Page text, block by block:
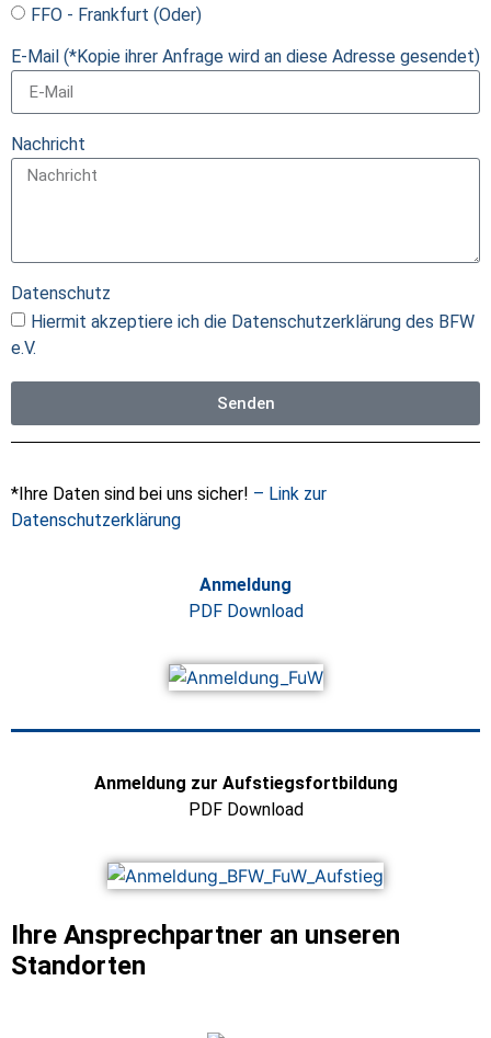
FFO - Frankfurt (Oder)
E-Mail (*Kopie ihrer Anfrage wird an diese Adresse gesendet)
Nachricht
Datenschutz
Hiermit akzeptiere ich die Datenschutzerklärung des BFW
e.V.
Senden
*Ihre Daten sind bei uns sicher! – Link zur
Datenschutzerklärung
Anmeldung
PDF Download
Anmeldung zur Aufstiegsfortbildung
PDF Download
Ihre Ansprechpartner an unseren
Standorten